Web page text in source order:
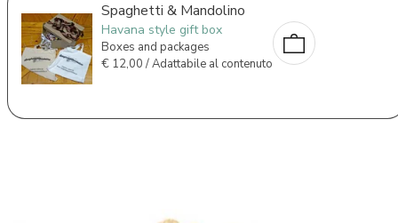
Spaghetti & Mandolino
Havana style gift box
Boxes and packages
€12,00 / Adattabile al contenuto